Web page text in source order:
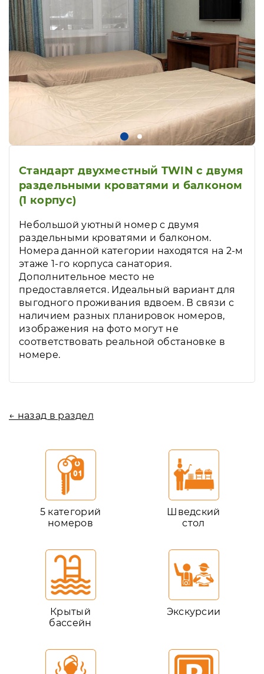
Стандарт двухместный TWIN с двумя
раздельными кроватями и балконом
(1 корпус)
Небольшой уютный номер с двумя
раздельными кроватями и балконом.
Номера данной категории находятся на 2-м
этаже 1-го корпуса санатория.
Дополнительное место не
предоставляется. Идеальный вариант для
выгодного проживания вдвоем. В связи с
наличием разных планировок номеров,
изображения на фото могут не
соответствовать реальной обстановке в
номере.
← назад в раздел
5 категорий
номеров
Шведский
стол
Крытый
бассейн
Экскурсии